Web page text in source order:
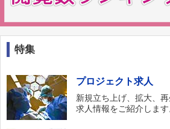
特集
プロジェクト求人
新規立ち上げ、拡大、
求人情報をご紹介します